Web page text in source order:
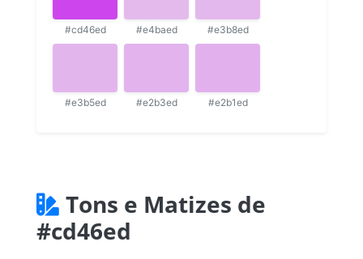
#cd46ed #e4baed #e3b8ed
#e3b5ed #e2b3ed #e2b1ed
Tons e Matizes de
#cd46ed